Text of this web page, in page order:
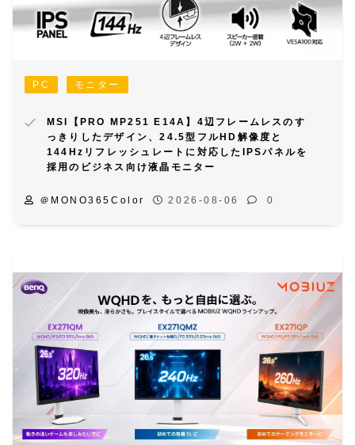
PC モニター
っきりしたデザイン、24.5型フルHD解像度と
144Hzリフレッシュレートに対応したIPSパネルを
＠MONO365Color 2026-08-06 0
PC ゲーミングデバイス モニター